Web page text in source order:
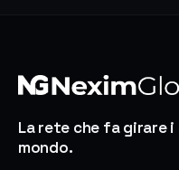
La rete che fa girare
mondo.